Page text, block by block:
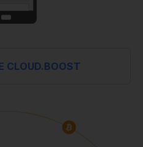
CLOUD.BOOST